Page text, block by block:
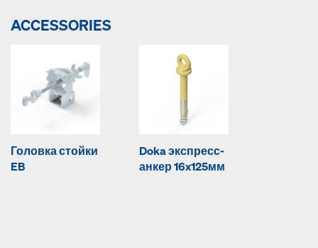
ACCESSORIES
Головка стойки
EB
Doka экспресс-
анкер 16x125мм